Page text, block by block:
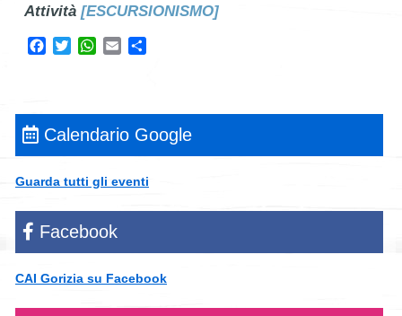
Attività [ESCURSIONISMO]
Facebook
TwitterWhatsApp
Email
Calendario Google
Guarda tutti gli eventi
Facebook
CAI Gorizia su Facebook